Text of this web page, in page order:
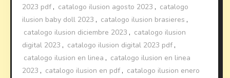
2023 pdf , catalogo ilusion agosto 2023 , catalogo
ilusion baby doll 2023 , catalogo ilusion brasieres ,
catalogo ilusion diciembre 2023 , catalogo ilusion
digital 2023 , catalogo ilusion digital 2023 pdf ,
catalogo ilusion en linea , catalogo ilusion en linea
2023 , catalogo ilusion en pdf , catalogo ilusion enero